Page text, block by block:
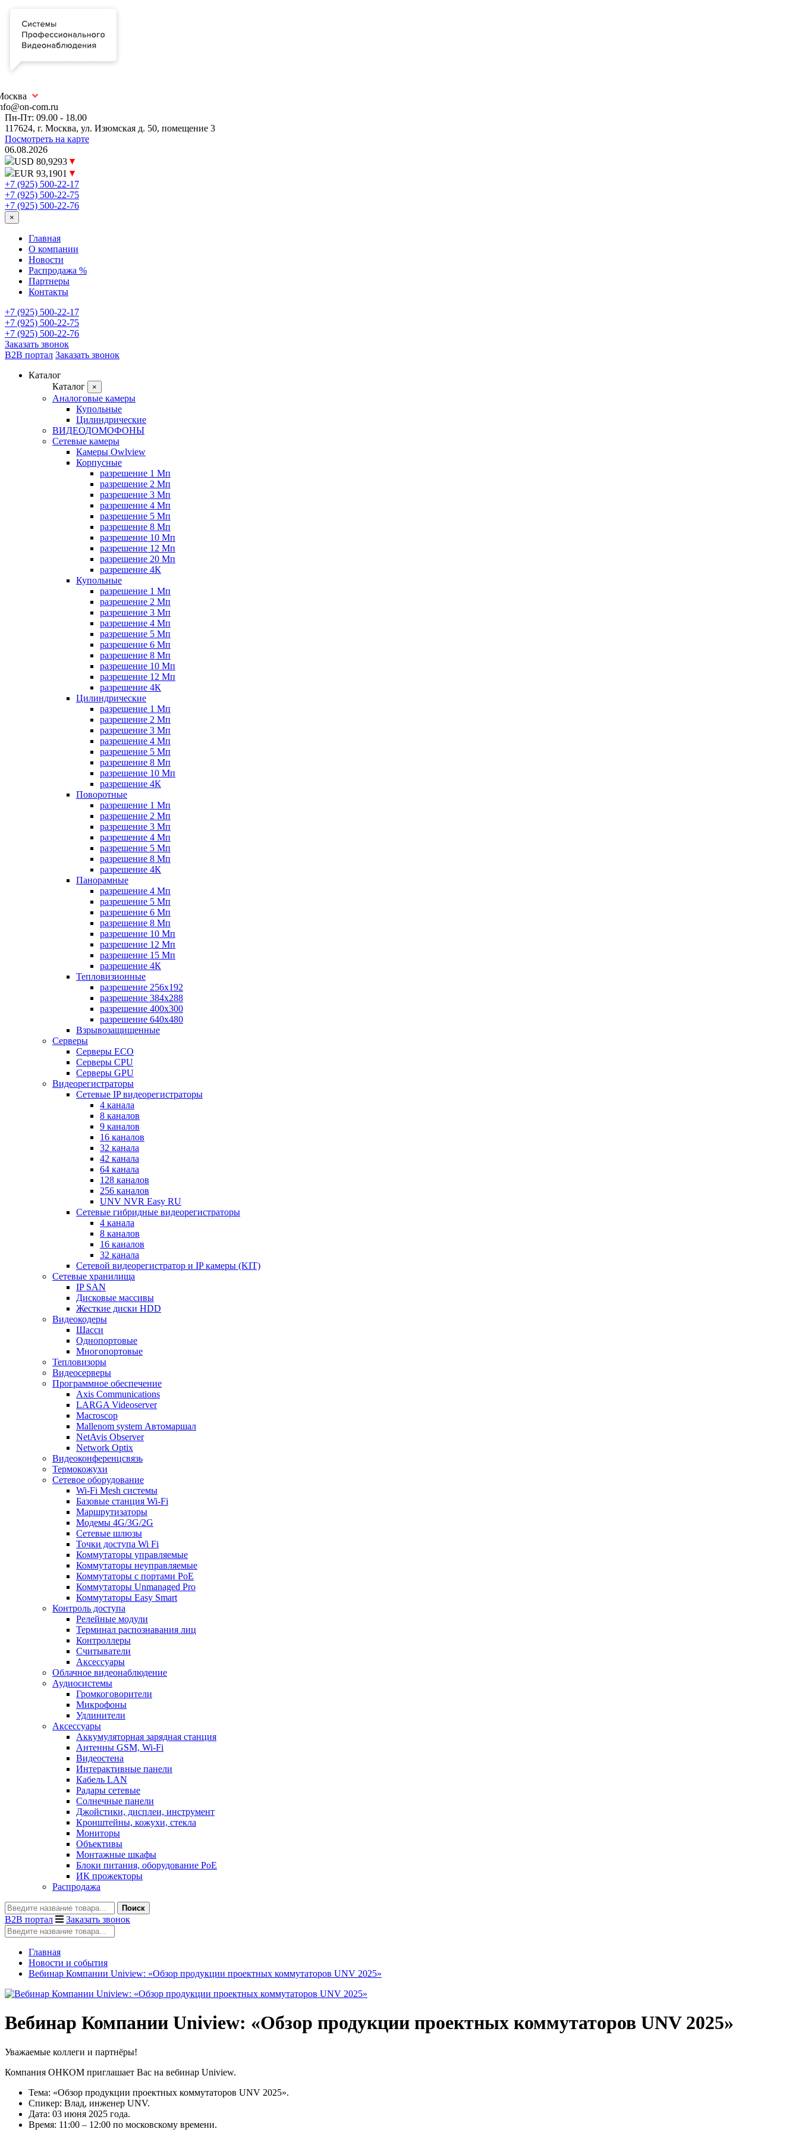
com.ru
Пн-Пт: 09.00 - 18.00
117624, г. Москва, ул. Изюмская д. 50, помещение 3
Посмотреть на карте
06.08.2026
USD 80,9293
EUR 93,1901
+7 (925) 500-22-17
+7 (925) 500-22-75
+7 (925) 500-22-76
×
Главная
О компании
Новости
Распродажа %
Партнеры
Контакты
+7 (925) 500-22-17
+7 (925) 500-22-75
+7 (925) 500-22-76
Заказать звонок
B2B портал Заказать звонок
Каталог
Каталог
×
Аналоговые камеры
Купольные
Цилиндрические
ВИДЕОДОМОФОНЫ
Сетевые камеры
Камеры Owlview
Корпусные
разрешение 1 Мп
разрешение 2 Мп
разрешение 3 Мп
разрешение 4 Мп
разрешение 5 Мп
разрешение 8 Мп
разрешение 10 Мп
разрешение 12 Мп
разрешение 20 Мп
разрешение 4К
Купольные
разрешение 1 Мп
разрешение 2 Мп
разрешение 3 Мп
разрешение 4 Мп
разрешение 5 Мп
разрешение 6 Мп
разрешение 8 Мп
разрешение 10 Мп
разрешение 12 Мп
разрешение 4К
Цилиндрические
разрешение 1 Мп
разрешение 2 Мп
разрешение 3 Мп
разрешение 4 Мп
разрешение 5 Мп
разрешение 8 Мп
разрешение 10 Мп
разрешение 4К
Поворотные
разрешение 1 Мп
разрешение 2 Мп
разрешение 3 Мп
разрешение 4 Мп
разрешение 5 Мп
разрешение 8 Мп
разрешение 4К
Панорамные
разрешение 4 Мп
разрешение 5 Мп
разрешение 6 Мп
разрешение 8 Мп
разрешение 10 Мп
разрешение 12 Мп
разрешение 15 Мп
разрешение 4К
Тепловизионные
разрешение 256x192
разрешение 384х288
разрешение 400x300
разрешение 640х480
Взрывозащищенные
Серверы
Серверы ECO
Серверы CPU
Серверы GPU
Видеорегистраторы
Сетевые IP видеорегистраторы
4 канала
8 каналов
9 каналов
16 каналов
32 канала
42 канала
64 канала
128 каналов
256 каналов
UNV NVR Easy RU
Сетевые гибридные видеорегистраторы
4 канала
8 каналов
16 каналов
32 канала
Сетевой видеорегистратор и IP камеры (KIT)
Сетевые хранилища
IP SAN
Дисковые массивы
Жесткие диски HDD
Видеокодеры
Шасси
Однопортовые
Многопортовые
Тепловизоры
Видеосерверы
Программное обеспечение
Axis Communications
LARGA Videoserver
Macroscop
Mallenom system Автомаршал
NetAvis Observer
Network Optix
Видеоконференцсвязь
Термокожухи
Сетевое оборудование
Wi-Fi Mesh системы
Базовые станция Wi-Fi
Маршрутизаторы
Модемы 4G/3G/2G
Сетевые шлюзы
Точки доступа Wi Fi
Коммутаторы управляемые
Коммутаторы неуправляемые
Коммутаторы с портами PoE
Коммутаторы Unmanaged Pro
Коммутаторы Easy Smart
Контроль доступа
Релейные модули
Терминал распознавания лиц
Контроллеры
Считыватели
Аксессуары
Облачное видеонаблюдение
Аудиосистемы
Громкоговорители
Микрофоны
Удлинители
Аксессуары
Аккумуляторная зарядная станция
Антенны GSM, Wi-Fi
Видеостена
Интерактивные панели
Кабель LAN
Радары сетевые
Солнечные панели
Джойстики, дисплеи, инструмент
Кронштейны, кожухи, стекла
Мониторы
Объективы
Монтажные шкафы
Блоки питания, оборудование PoE
ИК прожекторы
Распродажа
Поиск
B2B портал Заказать звонок
Главная
Новости и события
Вебинар Компании Uniview: «Обзор продукции проектных коммутаторов UNV 2025»
Вебинар Компании Uniview: «Обзор продукции проектных коммутаторов UNV 2025»
Уважаемые коллеги и партнёры!
Компания ОНКОМ приглашает Вас на вебинар Uniview.
Тема: «Обзор продукции проектных коммутаторов UNV 2025».
Спикер: Влад, инженер UNV.
Дата: 03 июня 2025 года.
Время: 11:00 – 12:00 по московскому времени.